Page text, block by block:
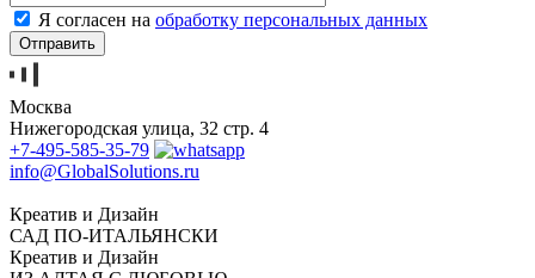
Я согласен на обработку персональных данных
Москва
Нижегородская улица, 32 стр. 4
+7-495-585-35-79
info@GlobalSolutions.ru
Креатив и Дизайн
САД ПО-ИТАЛЬЯНСКИ
Креатив и Дизайн